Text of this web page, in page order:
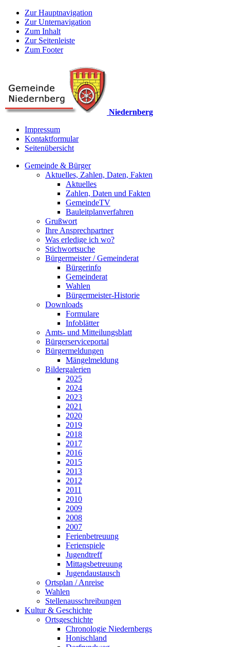
Zur Hauptnavigation
Zur Unternavigation
Zum Inhalt
Zur Seitenleiste
Zum Footer
Niedernberg
Impressum
Kontaktformular
Seitenübersicht
Gemeinde & Bürger
Aktuelles, Zahlen, Daten, Fakten
Aktuelles
Zahlen, Daten und Fakten
GemeindeTV
Bauleitplanverfahren
Grußwort
Ihre Ansprechpartner
Was erledige ich wo?
Stichwortsuche
Bürgermeister / Gemeinderat
Bürgerinfo
Gemeinderat
Wahlen
Bürgermeister-Historie
Downloads
Formulare
Infoblätter
Amts- und Mitteilungsblatt
Bürgerserviceportal
Bürgermeldungen
Mängelmeldung
Bildergalerien
2025
2024
2023
2021
2020
2019
2018
2017
2016
2015
2013
2012
2011
2010
2009
2008
2007
Ferienbetreuung
Ferienspiele
Jugendtreff
Mittagsbetreuung
Jugendaustausch
Ortsplan / Anreise
Wahlen
Stellenausschreibungen
Kultur & Geschichte
Ortsgeschichte
Chronologie Niedernbergs
Honischland